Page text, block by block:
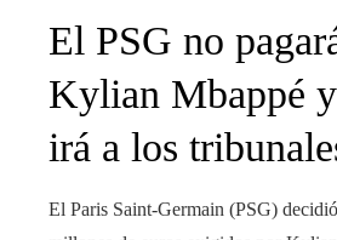
El PSG no
Kylian Mbappé
irá a los
El Paris Saint-Germain (PSG)